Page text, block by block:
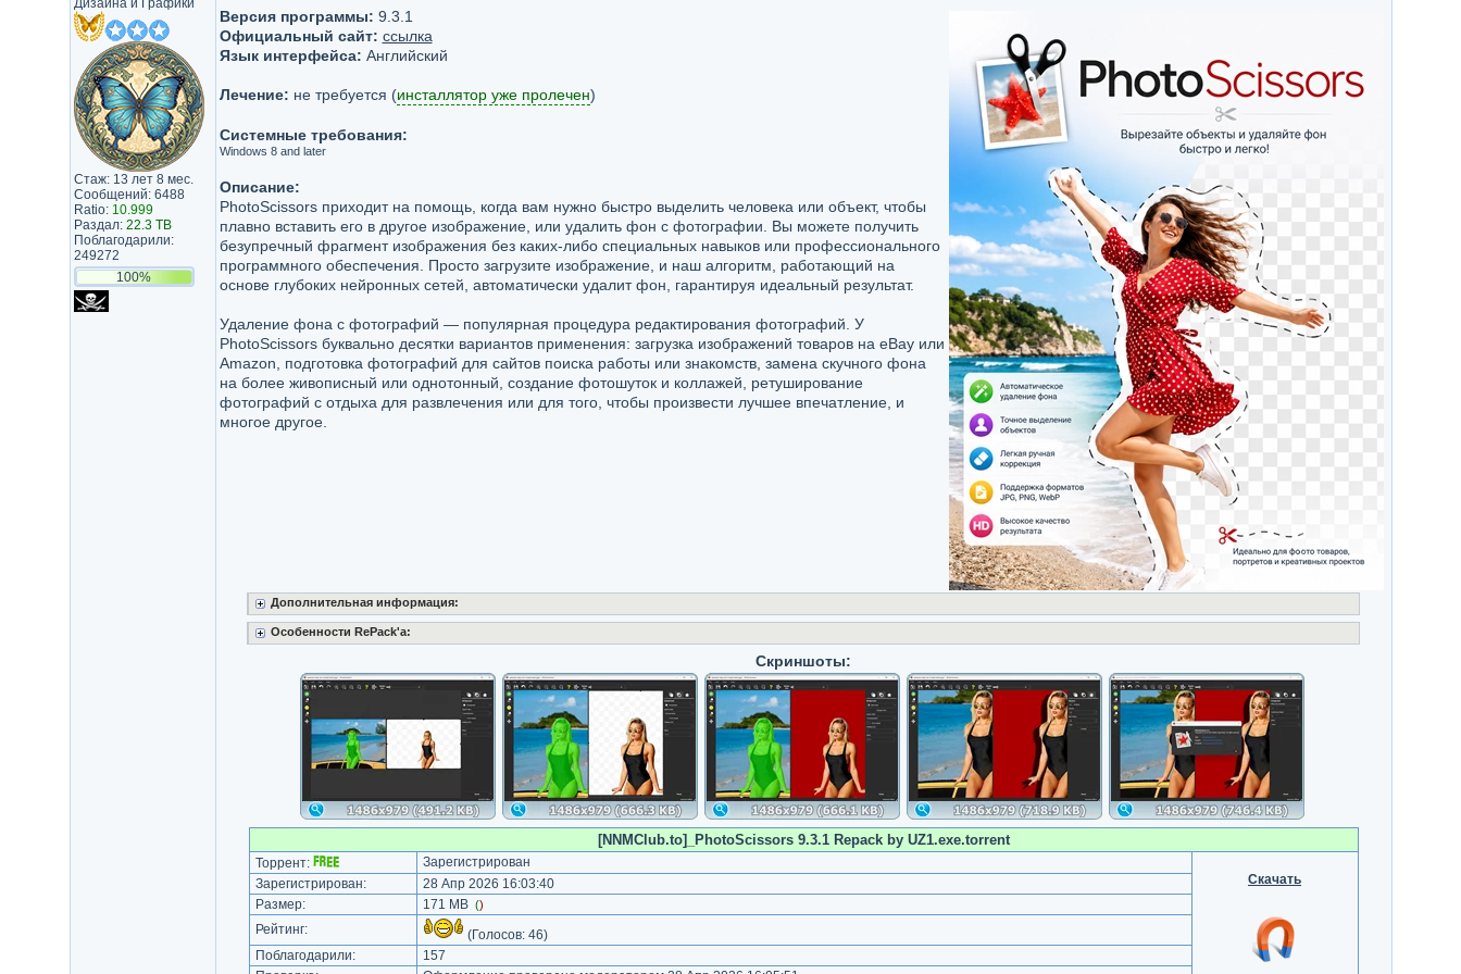
Дизайна и Графики
Стаж: 13 лет 8 мес.
Сообщений: 6488
Ratio: 10.999
Раздал: 22.3 TB
Поблагодарили:
249272
100%
Версия программы: 9.3.1
Официальный сайт: ссылка
Язык интерфейса: Английский
Лечение: не требуется (инсталлятор уже пролечен)
Системные требования:
Windows 8 and later
Описание:
PhotoScissors приходит на помощь, когда вам нужно быстро выделить человека или объект, чтобы
плавно вставить его в другое изображение, или удалить фон с фотографии. Вы можете получить
безупречный фрагмент изображения без каких-либо специальных навыков или профессионального
программного обеспечения. Просто загрузите изображение, и наш алгоритм, работающий на
основе глубоких нейронных сетей, автоматически удалит фон, гарантируя идеальный результат.
Удаление фона с фотографий — популярная процедура редактирования фотографий. У
PhotoScissors буквально десятки вариантов применения: загрузка изображений товаров на eBay или
Amazon, подготовка фотографий для сайтов поиска работы или знакомств, замена скучного фона
на более живописный или однотонный, создание фотошуток и коллажей, ретуширование
фотографий с отдыха для развлечения или для того, чтобы произвести лучшее впечатление, и
многое другое.
Дополнительная информация:
Особенности RePack'a:
Скриншоты:
[NNMClub.to]_PhotoScissors 9.3.1 Repack by UZ1.exe.torrent
Торрент:
Зарегистрирован
Скачать
Зарегистрирован:
28 Апр 2026 16:03:40
Размер:
171 MB ()
Рейтинг: (Голосов: 46)
Поблагодарили:
157